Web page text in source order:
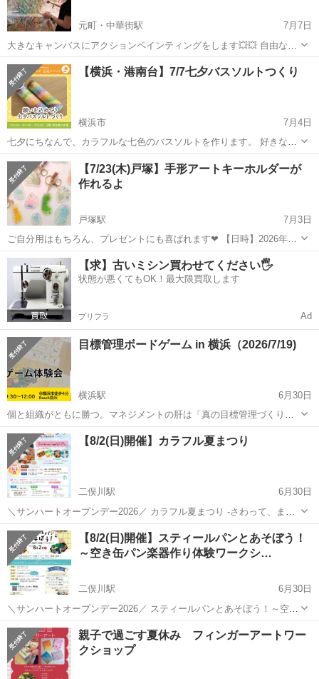
元町・中華街駅
7月7日
大きなキャンバスにアクションペインティングをします💥💥 自由な色
で体を使って色んな色を飛ばして素敵な作品をつくりましょう。 お申
し込みはこちらから https://booking.artbar.co.jp/j a/eve...
神奈川 横浜市 元町・中華街駅 ワークショップ
【横浜・港南台】7/7七夕バスソルトつくり
横浜市
7月4日
七夕にちなんで、カラフルな七色のバスソルトを作ります。 好きな色
を重ねながら、世界にひとつだけのオリジナルバスソルトが完成🎋
「今年こんなことが叶ったらいいな」 そんな願いを込めながら、親子
で楽しく制作を楽しみます...
神奈川 横浜市 ワークショップ 親子
【7/23(木)戸塚】手形アートキーホルダーが
作れるよ
戸塚駅
7月3日
ご自分用はもちろん、プレゼントにも喜ばれます❤ 【日時】2026年7
月23日(木) 10:00～10:40 【場所】こまちカフェ（JR戸塚駅西口徒歩7
分） イベント詳細・ご予約はこちら https://p...
神奈川 横浜市 戸塚駅 ワークショップ 手形アート
【求】古いミシン買わせてください🖐️
状態が悪くてもOK！最大限買取します
プリフラ Ad
目標管理ボードゲーム in 横浜（2026/7/19)
横浜駅
6月30日
個と組織がともに勝つ。マネジメントの肝は「真の目標管理づくり」
私は「組織づくり」において、今までの経験から「目標管理」が肝だ
と考えています。 多くの組織が、「ノルマ管理型の目標管理を行
い」、「形骸化」や「個の成...
神奈川 横浜市 横浜駅 ワークショップ 体験会
【8/2(日)開催】カラフル夏まつり
二俣川駅
6月30日
＼サンハートオープンデー2026／ カラフル夏まつり -さわって、まぜ
て、つくってあそぼう！- 夏祭りをイメージしたごっこあそびと感覚あ
そびで親子で楽しい時間を過ごしましょう！ 𐄁𐄙𐄁𐄙𐄁𐄙𐄁𐄙𐄁𐄁𐄙𐄁𐄙𐄁𐄙𐄁
𐄙...
神奈川 横浜市 二俣川駅 ワークショップ まつり
【8/2(日)開催】スティールパンとあそぼう！
～空き缶パン楽器作り体験ワークシ…
二俣川駅
6月30日
＼サンハートオープンデー2026／ スティールパンとあそぼう！～空き
缶パン楽器作り体験ワークショップ～ 身近にあるスチール缶をハンマ
ーで叩いて楽器に変身！ 自分だけのオリジナルスチール缶パンをつく
ろう！ ┈┈...
神奈川 横浜市 二俣川駅 ワークショップ 会場
親子で過ごす夏休み フィンガーアートワー
クショップ